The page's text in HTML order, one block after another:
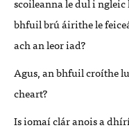
bhfuil brú áirithe le
ach an leor iad?
Agus, an bhfuil croíthe
cheart?
Is iomaí clár anois a